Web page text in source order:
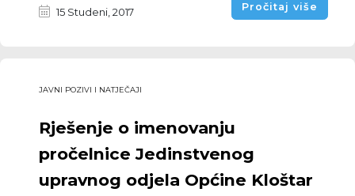
15 Studeni, 2017 Pročitaj više
JAVNI POZIVI I NATJEČAJI
Rješenje o imenovanju
pročelnice Jedinstvenog
upravnog odjela Općine Kloštar